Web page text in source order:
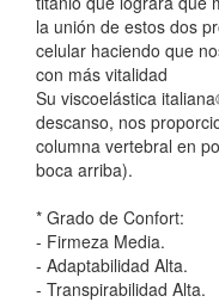
la unión de estos dos
celular haciendo que
con más vitalidad
Su viscoelástica
descanso, nos
columna vertebral en
boca arriba).
* Grado de Confort:
- Firmeza Media.
- Adaptabilidad Alta.
- Transpirabilidad Alta.